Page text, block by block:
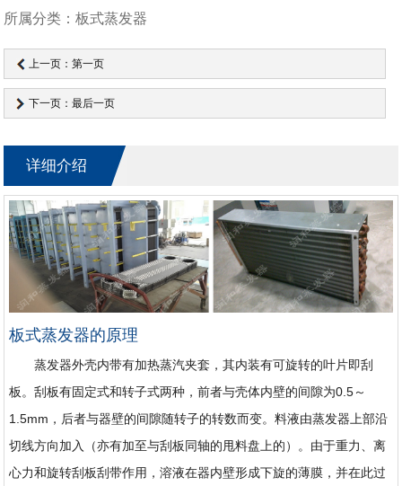
所属分类：板式蒸发器
上一页：第一页
下一页：最后一页
详细介绍
板式蒸发器的原理
蒸发器外壳内带有加热蒸汽夹套，其内装有可旋转的叶片即刮
板。刮板有固定式和转子式两种，前者与壳体内壁的间隙为0.5～
1.5mm，后者与器壁的间隙随转子的转数而变。料液由蒸发器上部沿
切线方向加入（亦有加至与刮板同轴的甩料盘上的）。由于重力、离
心力和旋转刮板刮带作用，溶液在器内壁形成下旋的薄膜，并在此过